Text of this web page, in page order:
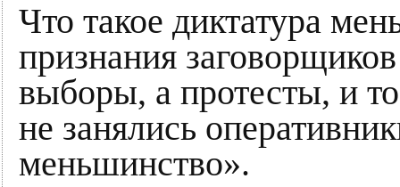
Что такое диктатура
признания
выборы, а протесты, и
не занялись
меньшинство».